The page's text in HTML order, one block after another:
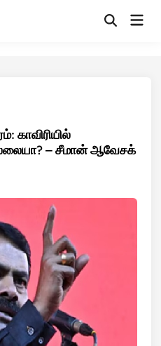
OpenMain
காவிரியில்
– சீமான் ஆவேசக்